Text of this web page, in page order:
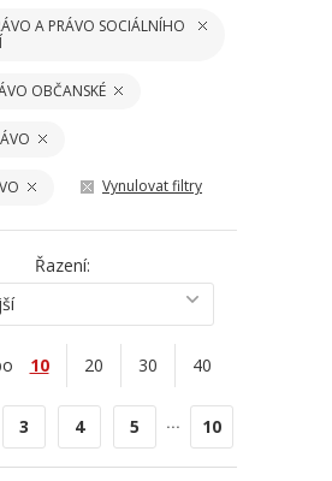
A PRÁVO SOCIÁLNÍHO
OBČANSKÉ
Vynulovat filtry
Řazení:
10 20 30 40
3 4 5 ... 10